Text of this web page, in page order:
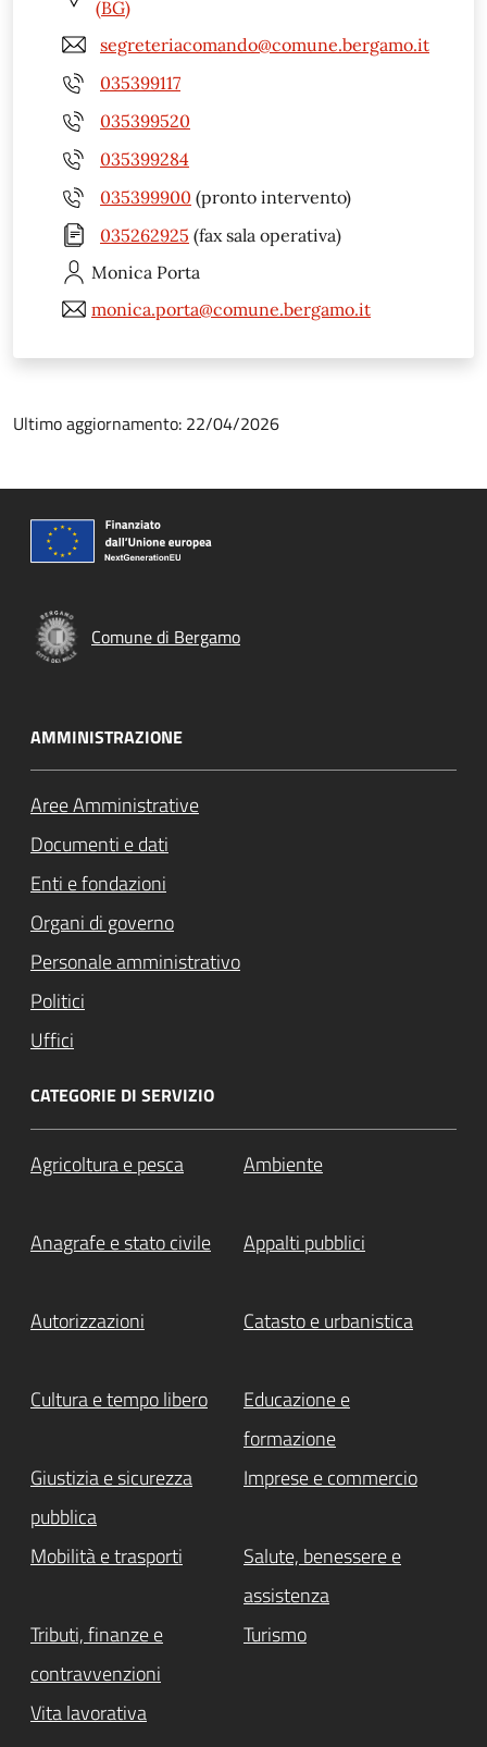
(BG)
segreteriacomando@comune.bergamo.it
035399117
035399520
035399284
035399900 (pronto intervento)
035262925 (fax sala operativa)
Monica Porta
monica.porta@comune.bergamo.it
Ultimo aggiornamento: 22/04/2026
Comune di Bergamo
AMMINISTRAZIONE
Aree Amministrative
Documenti e dati
Enti e fondazioni
Organi di governo
Personale amministrativo
Politici
Uffici
CATEGORIE DI SERVIZIO
Agricoltura e pesca Ambiente
Anagrafe e stato civile Appalti pubblici
Autorizzazioni Catasto e urbanistica
Cultura e tempo libero
Educazione e
formazione
Giustizia e sicurezza
pubblica
Imprese e commercio
Mobilità e trasporti
Salute, benessere e
assistenza
Tributi, finanze e
contravvenzioni
Turismo
Vita lavorativa